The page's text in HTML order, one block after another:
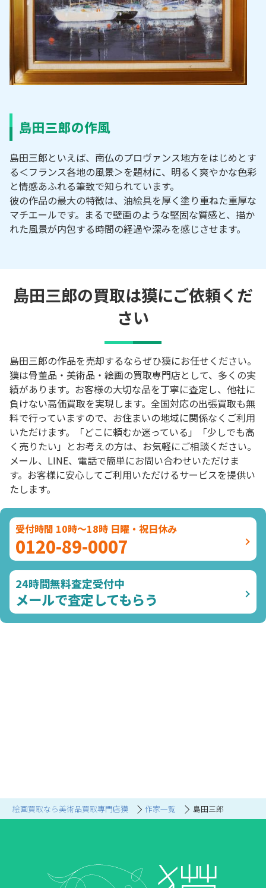
絵画買取なら美術品買取専門店獏 作家一覧 島田三郎
島田三郎の作風
島田三郎といえば、南仏のプロヴァンス地方をはじめとす
る＜フランス各地の風景＞を題材に、明るく爽やかな色彩
と情感あふれる筆致で知られています。
彼の作品の最大の特徴は、油絵具を厚く塗り重ねた重厚な
マチエールです。まるで壁画のような堅固な質感と、描か
れた風景が内包する時間の経過や深みを感じさせます。
島田三郎の買取は獏にご依頼くだ
さい
島田三郎の作品を売却するならぜひ獏にお任せください。
獏は骨董品・美術品・絵画の買取専門店として、多くの実
績があります。お客様の大切な品を丁寧に査定し、他社に
負けない高価買取を実現します。全国対応の出張買取も無
料で行っていますので、お住まいの地域に関係なくご利用
いただけます。「どこに頼むか迷っている」「少しでも高
く売りたい」とお考えの方は、お気軽にご相談ください。
メール、LINE、電話で簡単にお問い合わせいただけま
す。お客様に安心してご利用いただけるサービスを提供い
たします。
受付時間 10時～18時 日曜・祝日休み
0120-89-0007
24時間無料査定受付中
メールで査定してもらう